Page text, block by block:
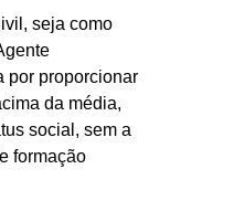
seja como
por proporcionar
da média,
social, sem a
formação